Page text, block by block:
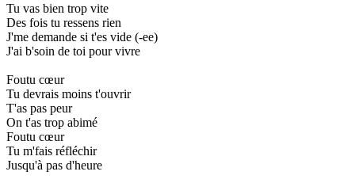
Tu vas bien trop vite
Des fois tu ressens rien
J'me demande si t'es vide (-ee)
J'ai b'soin de toi pour vivre
Foutu cœur
Tu devrais moins t'ouvrir
T'as pas peur
On t'as trop abimé
Foutu cœur
Tu m'fais réfléchir
Jusqu'à pas d'heure